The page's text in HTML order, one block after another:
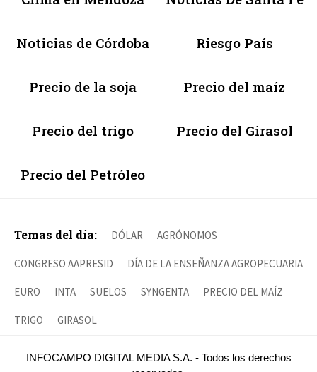
Noticias de Córdoba Riesgo País
Precio de la soja Precio del maíz
Precio del trigo Precio del Girasol
Precio del Petróleo
Temas del día: DÓLAR AGRÓNOMOS
CONGRESO AAPRESID DÍA DE LA ENSEÑANZA AGROPECUARIA
EURO INTA SUELOS SYNGENTA PRECIO DEL MAÍZ
TRIGO GIRASOL
INFOCAMPO DIGITAL MEDIA S.A. - Todos los derechos